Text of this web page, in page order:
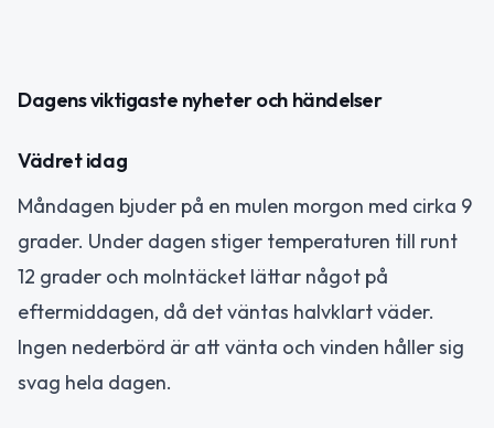
Dagens viktigaste nyheter och händelser
Vädret idag
Måndagen bjuder på en mulen morgon med cirka 9
grader. Under dagen stiger temperaturen till runt
12 grader och molntäcket lättar något på
eftermiddagen, då det väntas halvklart väder.
Ingen nederbörd är att vänta och vinden håller sig
svag hela dagen.